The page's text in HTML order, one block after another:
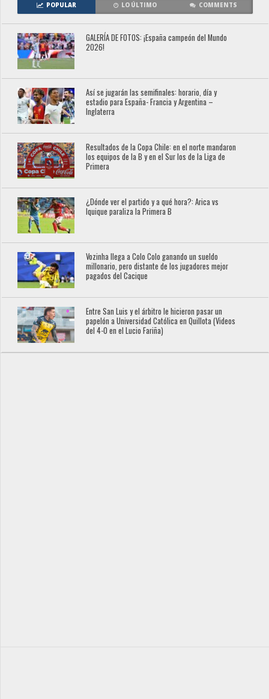
POPULAR LO ÚLTIMO COMMENTS
GALERÍA DE FOTOS: ¡España campeón del Mundo
2026!
Así se jugarán las semifinales: horario, día y
estadio para España- Francia y Argentina –
Inglaterra
Resultados de la Copa Chile: en el norte mandaron
los equipos de la B y en el Sur los de la Liga de
Primera
¿Dónde ver el partido y a qué hora?: Arica vs
Iquique paraliza la Primera B
Vozinha llega a Colo Colo ganando un sueldo
millonario, pero distante de los jugadores mejor
pagados del Cacique
Entre San Luis y el árbitro le hicieron pasar un
papelón a Universidad Católica en Quillota (Videos
del 4-0 en el Lucio Fariña)